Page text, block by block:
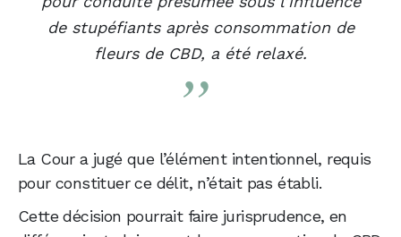
de stupéfiants après consommation de
fleurs de CBD, a été relaxé.
La Cour a jugé que l’élément intentionnel, requis
pour constituer ce délit, n’était pas établi.
Cette décision pourrait faire jurisprudence, en